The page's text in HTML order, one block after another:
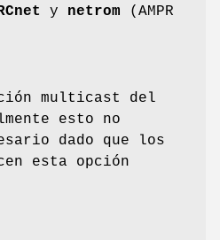
y netrom (AMPR
multicast del
esto no
dado que los
esta opción